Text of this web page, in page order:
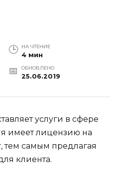
НА ЧТЕНИЕ
4 мин
ОБНОВЛЕНО
25.06.2019
услуги в сфере
имеет лицензию на
тем самым предлагая
клиента.